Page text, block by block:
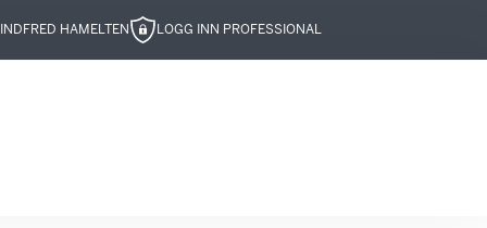
FRED HAMELTEN LOGG INN PROFESSIONAL